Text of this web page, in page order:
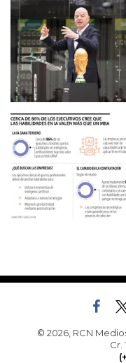
© 2026, RCN
Cr.